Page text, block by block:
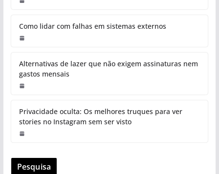
Como lidar com falhas em sistemas externos
Alternativas de lazer que não exigem assinaturas nem
gastos mensais
Privacidade oculta: Os melhores truques para ver
stories no Instagram sem ser visto
Pesquisa